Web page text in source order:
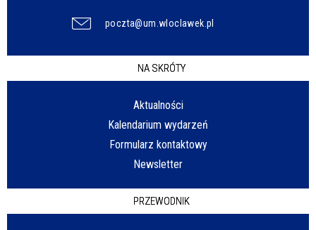
poczta@um.wloclawek.pl
NA SKRÓTY
Aktualności
Kalendarium wydarzeń
Formularz kontaktowy
Newsletter
PRZEWODNIK